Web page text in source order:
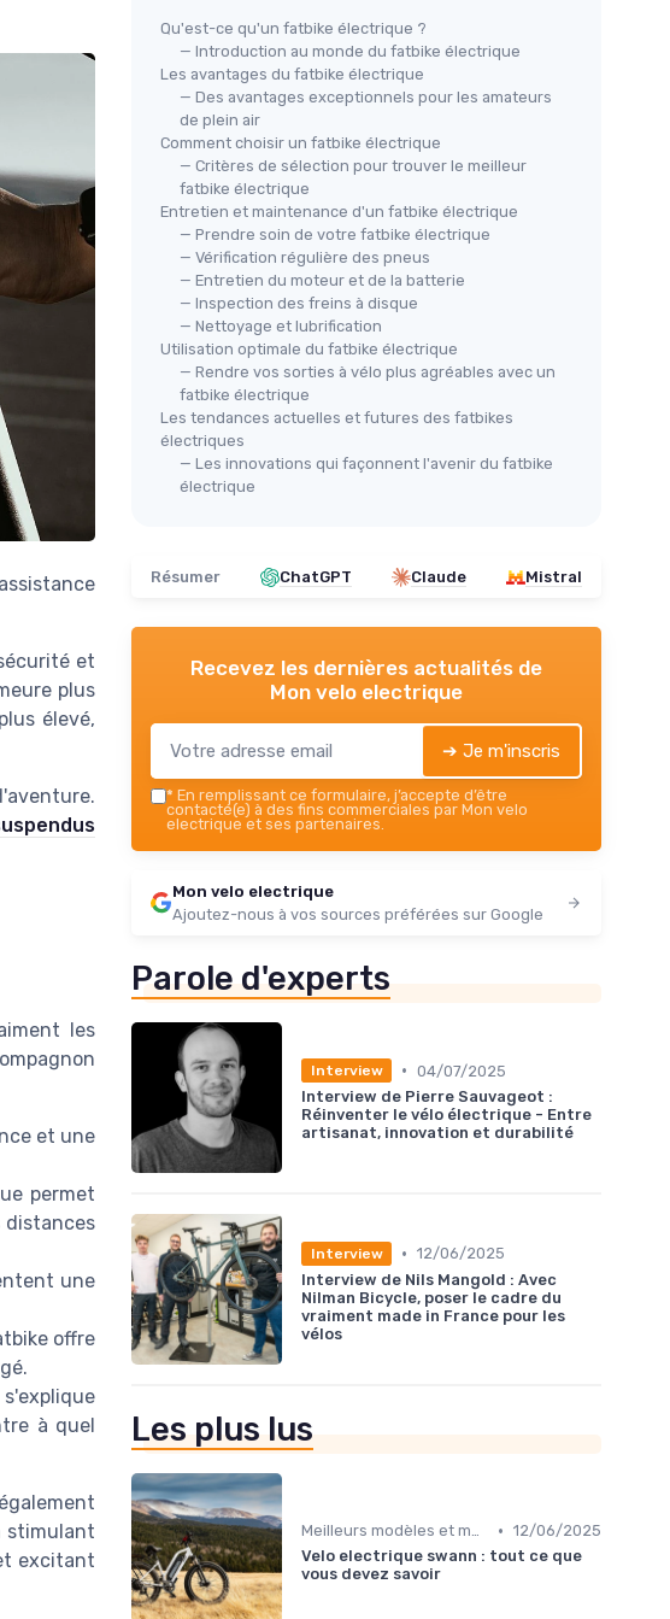
et
plus
élevé,
les
et une
permet
distances
une
offre
à quel
stimulant
excitant
Qu'est-ce qu'un fatbike électrique ?
— Introduction au monde du fatbike électrique
Les avantages du fatbike électrique
— Des avantages exceptionnels pour les amateurs
de plein air
Comment choisir un fatbike électrique
— Critères de sélection pour trouver le meilleur
fatbike électrique
Entretien et maintenance d'un fatbike électrique
— Prendre soin de votre fatbike électrique
— Vérification régulière des pneus
— Entretien du moteur et de la batterie
— Inspection des freins à disque
— Nettoyage et lubrification
Utilisation optimale du fatbike électrique
— Rendre vos sorties à vélo plus agréables avec un
fatbike électrique
Les tendances actuelles et futures des fatbikes
électriques
— Les innovations qui façonnent l'avenir du fatbike
électrique
Résumer ChatGPT Claude Mistral
Recevez les dernières actualités de
Mon velo electrique
➔ Je m'inscris
* En remplissant ce formulaire, j’accepte d’être
contacté(e) à des fins commerciales par Mon velo
electrique et ses partenaires.
Mon velo electrique
Ajoutez-nous à vos sources préférées sur Google
Parole d'experts
Interview • 04/07/2025
Interview de Pierre Sauvageot :
Réinventer le vélo électrique - Entre
artisanat, innovation et durabilité
Interview • 12/06/2025
Interview de Nils Mangold : Avec
Nilman Bicycle, poser le cadre du
vraiment made in France pour les
vélos
Les plus lus
Meilleurs modèles et marques • 12/06/2025
Velo electrique swann : tout ce que
vous devez savoir